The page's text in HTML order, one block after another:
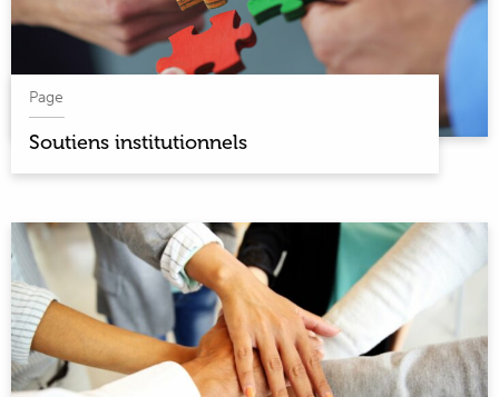
Page
Soutiens institutionnels